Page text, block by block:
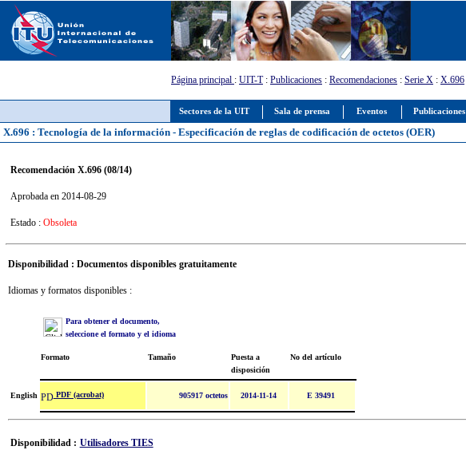
Sectores de la UIT Sala de prensa Eventos Publicaciones
Página principal : UIT-T: Publicaciones : Recomendaciones : Serie X : X.696
X.696 : Tecnología de la información - Especificación de reglas de codificación de octetos (OER)
Recomendación X.696 (08/14)
Aprobada en 2014-08-29
Estado : Obsoleta
Disponibilidad : Documentos disponibles gratuitamente
Idiomas y formatos disponibles :
Para obtener el documento,
seleccione el formato y el idioma
Formato Tamaño
Puesta a
disposición
No del artículo
English PDF (acrobat) 905917 octetos 2014-11-14 E 39491
Disponibilidad : Utilisadores TIES